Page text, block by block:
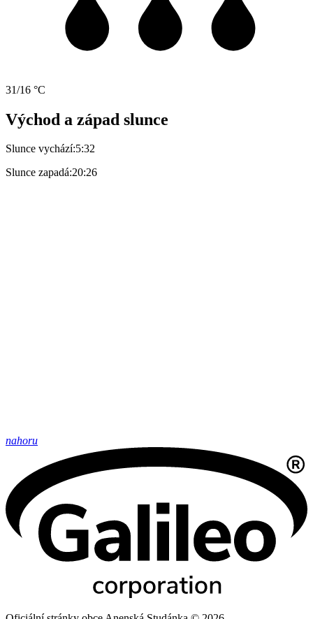
31/16 °C
Východ a západ slunce
Slunce vychází:5:32
Slunce zapadá:20:26
nahoru